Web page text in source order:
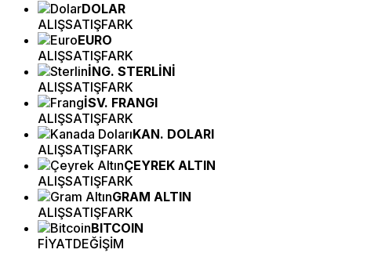
DOLAR
ALIŞSATIŞFARK
EURO
ALIŞSATIŞFARK
İNG. STERLİNİ
ALIŞSATIŞFARK
İSV. FRANGI
ALIŞSATIŞFARK
KAN. DOLARI
ALIŞSATIŞFARK
ÇEYREK ALTIN
ALIŞSATIŞFARK
GRAM ALTIN
ALIŞSATIŞFARK
BITCOIN
FİYATDEĞİŞİM